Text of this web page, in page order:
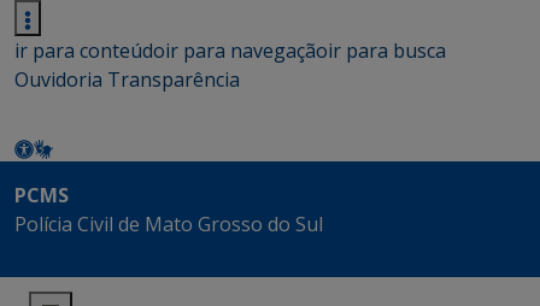
ir para conteúdoir para navegaçãoir para busca
Ouvidoria Transparência
PCMS
Polícia Civil de Mato Grosso do Sul